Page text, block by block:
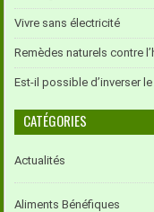
Vivre sans électricité
Remèdes naturels contre
Est-il possible d’inverser
CATÉGORIES
Actualités
Aliments Bénéfiques